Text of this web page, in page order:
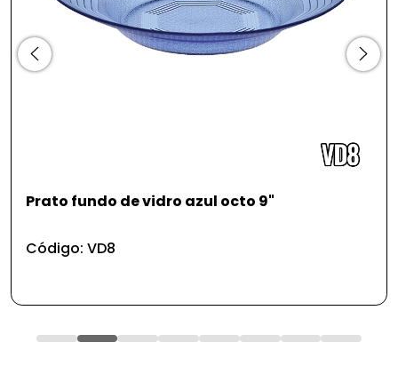
Prato fundo de vidro azul octo 9"
Código: VD8